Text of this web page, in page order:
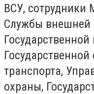
ВСУ, сотрудники
Службы внешней
транспорта,
охраны,